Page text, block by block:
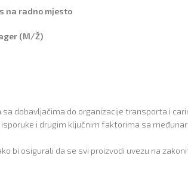
na radno mjesto
(M/Ž)
dobavljačima do organizacije transporta i
i drugim ključnim faktorima sa
bi osigurali da se svi proizvodi uvezu na